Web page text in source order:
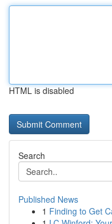
HTML is disabled
Search
Published News
1 Finding to Get